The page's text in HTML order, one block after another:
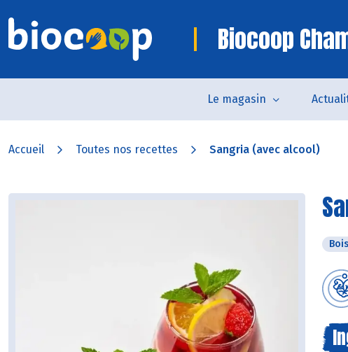
Biocoop
Le magasin
Accueil Toutes nos recettes Sangria (avec alcool)